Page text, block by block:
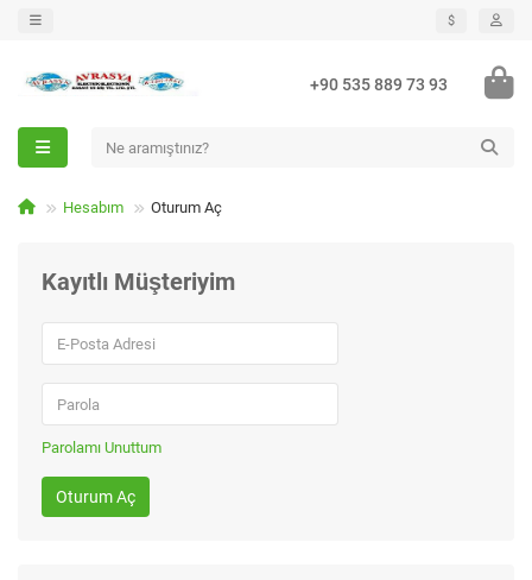
$
+90 535 889 73 93
Hesabım Oturum Aç
Kayıtlı Müşteriyim
Parolamı Unuttum
Oturum Aç